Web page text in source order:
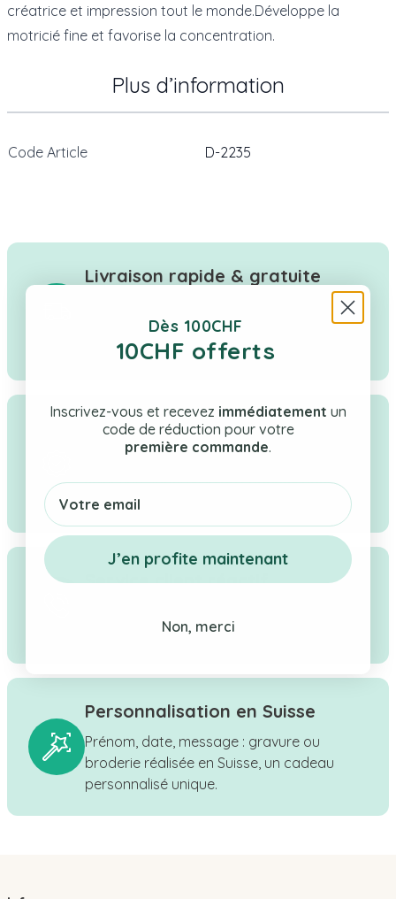
créatrice et impression tout le monde.Développe la
motricié fine et favorise la concentration.
Plus d’information
Code Article D-2235
Livraison rapide & gratuite
Tes cadeaux en stock expédiés en Suisse
sous 1–2 jours ouvrés. Livraison offerte dès
CHF 100.
Qualité & confiance
Boutique suisse à taille humaine, une
sélection rigoureuse de cadeaux pour
bébé, enfant & maman.
Service client réactif
nous par WhatsApp, téléphone ou e-mail.
Personnalisation en Suisse
Prénom, date, message : gravure ou
broderie réalisée en Suisse, un cadeau
personnalisé unique.
Dès 100CHF
10CHF offerts
Inscrivez-vous et recevez immédiatement un
code de réduction pour votre
première commande.
Email
J’en profite maintenant
Non, merci